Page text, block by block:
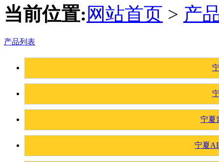
当前位置: 网站首页 > 产
产品列表
宁夏
宁夏